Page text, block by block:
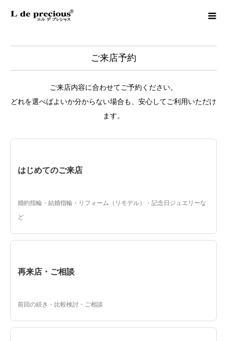
ご来店予約
ご来店内容に合わせてご予約ください。
どれを選べばよいか分からない場合も、安心してご利用いただけ
ます。
はじめてのご来店
婚約指輪・結婚指輪・リフォーム（リモデル）・記念日ジュエリーな
ど
再来店・ご相談
前回の続き・比較検討・ご相談